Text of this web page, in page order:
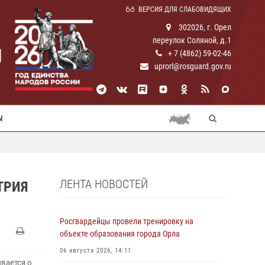
ВЕРСИЯ ДЛЯ СЛАБОВИДЯЩИХ
302026, г. Орел
переулок Соляной, д.1
+ 7 (4862) 59-02-46
uprorl@rosguard.gov.ru
о
ЛЕНТА НОВОСТЕЙ
Росгвардейцы провели тренировку на
объекте образования города Орла
06 августа 2026, 14:11